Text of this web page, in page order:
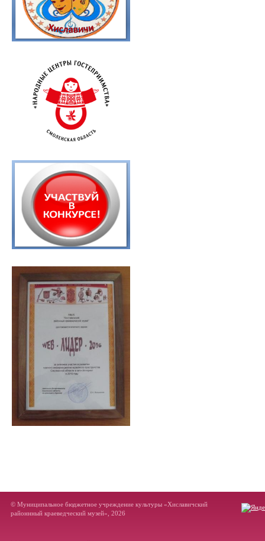
© Муниципальное бюджетное учреждение культуры «Хиславичский
районнный краеведческий музей», 2026